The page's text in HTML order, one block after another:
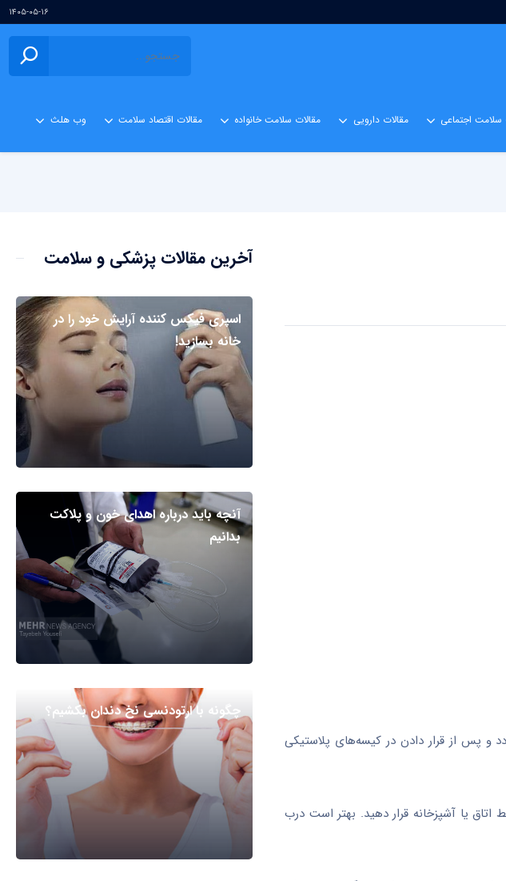
۱۴۰۵-۰۵-۱۶
سلامت اجتماعی مقالات دارویی مقالات سلامت خانواده مقالات اقتصاد سلامت وب هلث
و پس از قرار دادن در كیسه‌های پلاستیكی
اتاق یا آشپزخانه قرار دهید. بهتر است درب
آخرین مقالات پزشکی و سلامت
اسپری فیکس کننده آرایش خود را در
خانه بسازید!
آنچه باید درباره اهدای خون و پلاکت
بدانیم
چگونه با ارتودنسی نخ دندان بکشیم؟